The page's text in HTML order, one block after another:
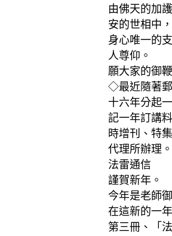
由佛天的加
安的世相中
身心唯一的
人尊仰。
願大家的御
◇最近隨著郵
十六年分起
記一年訂講
時增刊、特
代理所辦理
法雷通信
謹賀新年。
今年是老師
在這新的一
第三冊、「